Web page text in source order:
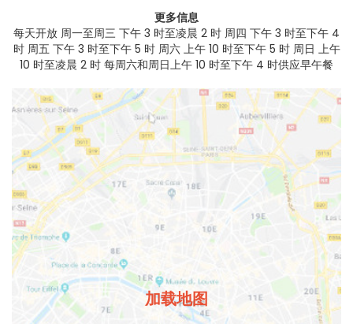
更多信息
每天开放 周一至周三 下午 3 时至凌晨 2 时 周四 下午 3 时至下午 4
时 周五 下午 3 时至下午 5 时 周六 上午 10 时至下午 5 时 周日 上午
10 时至凌晨 2 时 每周六和周日上午 10 时至下午 4 时供应早午餐
加载地图